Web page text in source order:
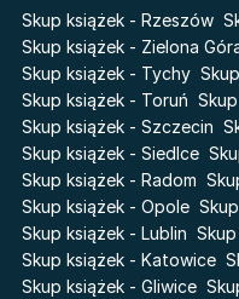
Pamiętniki Wampirów
Basia. Wielka księga.
Poznawaj świat z Basią
The Hazel Wood
Zmierzch
Faye
Katie Maguire
Liceum Freuda
Sherlock Holmes Society
Skup książek - Rzeszów
Skup książek - Zielona
Skup książek - Tychy
Skup książek - Toruń
Skup książek - Szczecin
Skup książek - Siedlce
Skup książek - Radom
Skup książek - Opole
Skup książek - Lublin
Skup książek - Katowice
Skup książek - Gliwice